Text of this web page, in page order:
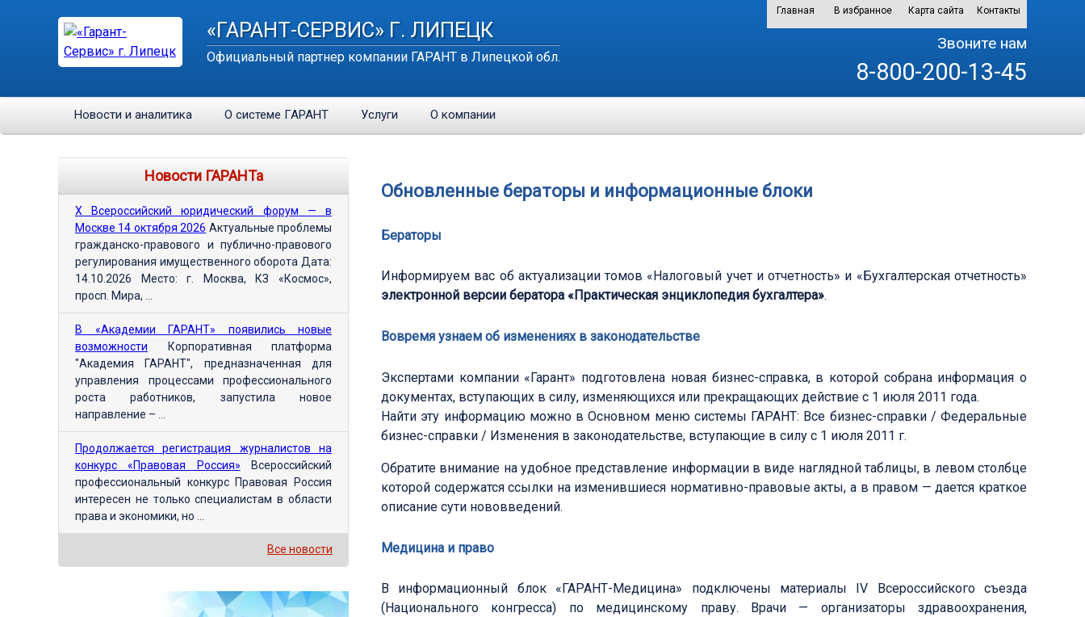
«ГАРАНТ-СЕРВИС» Г. ЛИПЕЦК
Официальный партнер компании ГАРАНТ в Липецкой обл.
Главная В избранное Карта сайта Контакты
Звоните нам
8-800-200-13-45
Новости и аналитика О системе ГАРАНТ Услуги О компании
Обновленные бераторы и информационные блоки
Бераторы
Информируем вас об актуализации томов «Налоговый учет и отчетность» и «Бухгалтерская отчетность»
электронной версии бератора «Практическая энциклопедия бухгалтера».
Вовремя узнаем об изменениях в законодательстве
Экспертами компании «Гарант» подготовлена новая бизнес-справка, в которой собрана информация о
документах, вступающих в силу, изменяющихся или прекращающих действие с 1 июля 2011 года.
Найти эту информацию можно в Основном меню системы ГАРАНТ: Все бизнес-справки / Федеральные
бизнес-справки / Изменения в законодательстве, вступающие в силу с 1 июля 2011 г.
Обратите внимание на удобное представление информации в виде наглядной таблицы, в левом столбце
которой содержатся ссылки на изменившиеся нормативно-правовые акты, а в правом — дается краткое
описание сути нововведений.
Медицина и право
В информационный блок «ГАРАНТ-Медицина» подключены материалы IV Всероссийского съезда
(Национального конгресса) по медицинскому праву. Врачи — организаторы здравоохранения,
Новости ГАРАНТа
Х Всероссийский юридический форум — в
Москве 14 октября 2026 Актуальные проблемы
гражданско-правового и публично-правового
регулирования имущественного оборота Дата:
14.10.2026 Место: г. Москва, КЗ «Космос»,
просп. Мира, ...
В «Академии ГАРАНТ» появились новые
возможности Корпоративная платформа
"Академия ГАРАНТ", предназначенная для
управления процессами профессионального
роста работников, запустила новое
направление – ...
Продолжается регистрация журналистов на
конкурс «Правовая Россия» Всероссийский
профессиональный конкурс Правовая Россия
интересен не только специалистам в области
права и экономики, но ...
Все новости